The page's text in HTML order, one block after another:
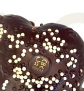
AL CARRELLO